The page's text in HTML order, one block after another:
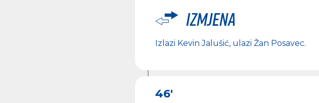
Izmjena
Izlazi Kevin Jalušić, ulazi Žan Posavec.
46'